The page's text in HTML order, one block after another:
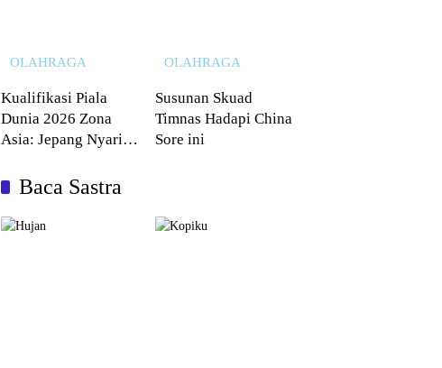
OLAHRAGA
Kualifikasi Piala
Dunia 2026 Zona
Asia: Jepang Nyaris
OLAHRAGA
Susunan Skuad
Timnas Hadapi China
Sore ini
Baca Sastra